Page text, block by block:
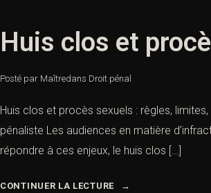
Huis clos et
Posté par Maîtredans Droit pénal
Huis clos et procès sexuels : règles,
pénaliste Les audiences en matière
répondre à ces enjeux, le huis clos […]
CONTINUER LA LECTURE